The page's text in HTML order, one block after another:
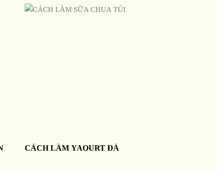
CÁCH LÀM YAOURT ĐÁ